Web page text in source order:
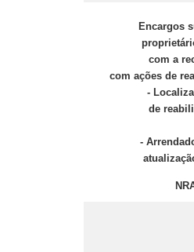
Encargos
com a
com ações de
-
de
-